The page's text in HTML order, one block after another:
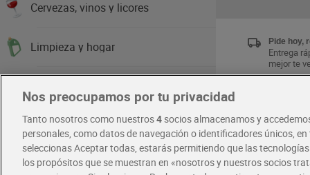
Cervezas, vinos y licores
Limpieza y hogar
Cabello y perfumería
Salud y parafarmacia
Pide hoy,
Entrega
mejor te
Disfruta
Nos preocupamos por tu privacidad
Tanto nosotros como nuestros4socios almacenamos y
personales, como datos de navegación o identificadores únicos,
seleccionas Aceptar todas, estarás permitiendo que las
los propósitos que se muestran en «nosotros y nuestros socios